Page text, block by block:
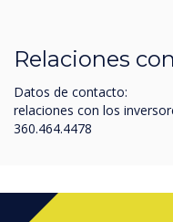
Relaciones
Datos de contacto:
relaciones con los
360.464.4478